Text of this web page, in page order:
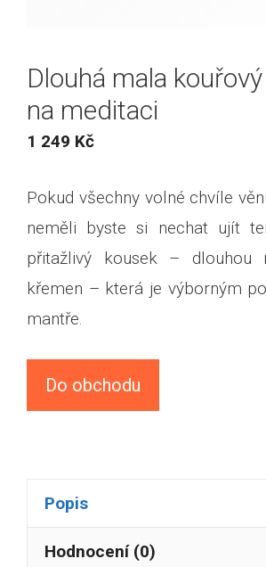
Dlouhá mala
na meditaci
1 249 Kč
Pokud všechny volné chvíle
neměli byste si nechat ujít
přitažlivý kousek – dlouhou
křemen – která je výborným
mantře.
Do obchodu
Popis
Hodnocení (0)